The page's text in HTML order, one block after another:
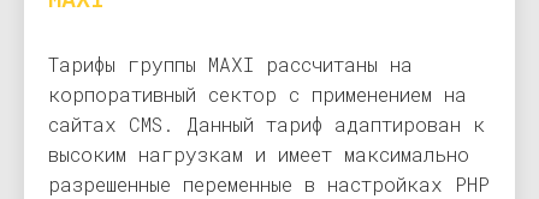
Тарифы группы MAXI рассчитаны на
корпоративный сектор с применением на
сайтах CMS. Данный тариф адаптирован к
высоким нагрузкам и имеет максимально
разрешенные переменные в настройках PHP